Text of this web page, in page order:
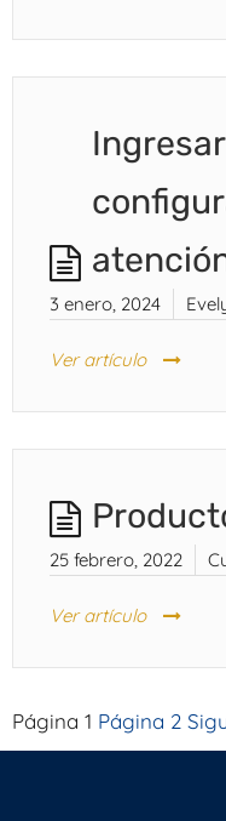
3 enero, 2024
Ver artículo
25 febrero, 2022
Ver artículo
Paginación
de
Página 1 Página 2